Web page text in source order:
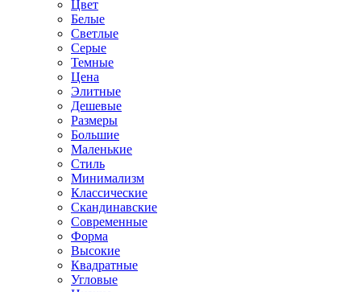
Цвет
Белые
Светлые
Серые
Темные
Цена
Элитные
Дешевые
Размеры
Большие
Маленькие
Стиль
Минимализм
Классические
Скандинавские
Современные
Форма
Высокие
Квадратные
Угловые